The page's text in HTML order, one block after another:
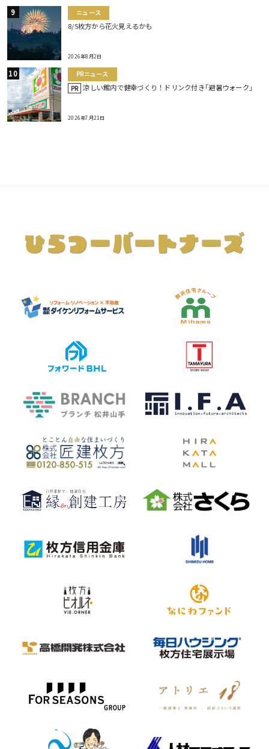
ニュース
8/5枚方から花火見えるかも
2026年8月2日
PRニュース
PR 涼しい館内で健幸づくり！ドリンク付き｢避暑ウォーク｣
2026年7月21日